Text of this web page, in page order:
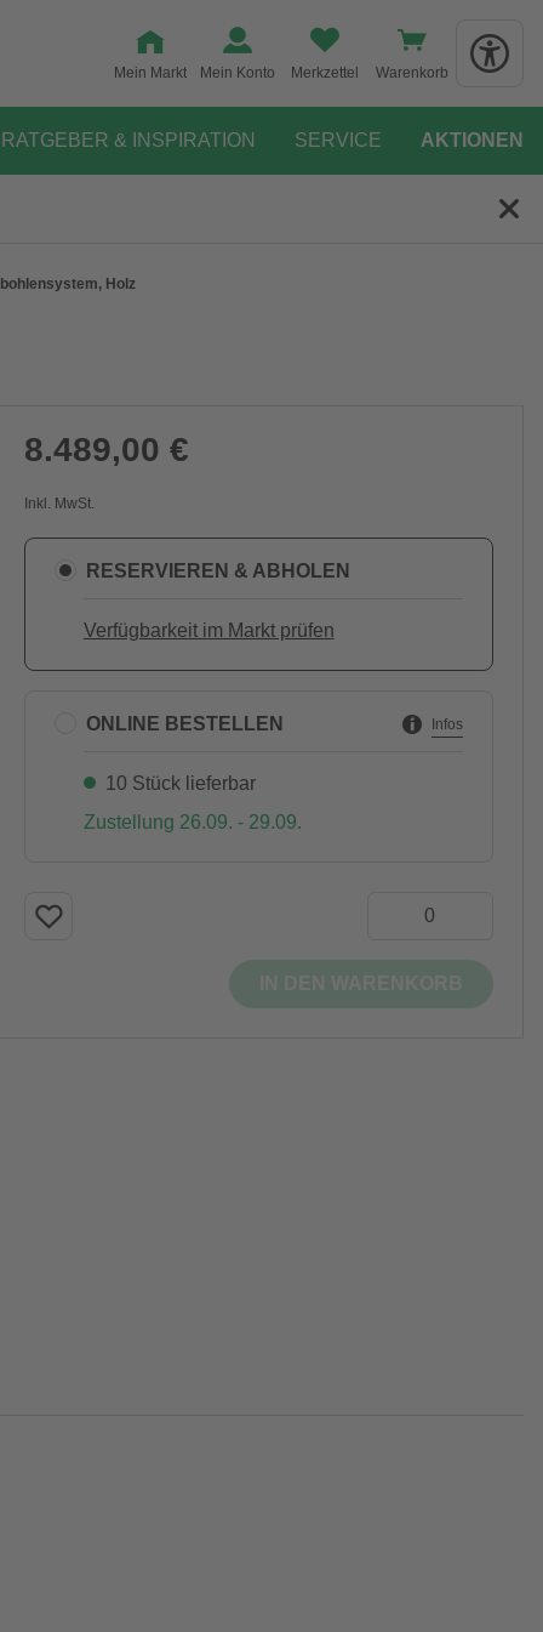
Mein Markt Mein Konto Merkzettel Warenkorb
RATGEBER & INSPIRATION SERVICE AKTIONEN
Holz
8.489,00 €
Inkl. MwSt.
RESERVIEREN & ABHOLEN
Verfügbarkeit im Markt prüfen
ONLINE BESTELLEN Infos
10 Stück lieferbar
Zustellung 26.09. - 29.09.